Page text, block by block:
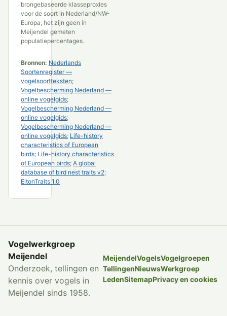
brongebaseerde klasseproxies
voor de soort in Nederland/NW-
Europa; het zijn geen in
Meijendel gemeten
populatiepercentages.
Bronnen: Nederlands
Soortenregister —
vogelsoortteksten;
Vogelbescherming Nederland —
online vogelgids;
Vogelbescherming Nederland —
online vogelgids;
Vogelbescherming Nederland —
online vogelgids; Life-history
characteristics of European
birds; Life-history characteristics
of European birds; A global
database of bird nest traits v2;
EltonTraits 1.0
Vogelwerkgroep
Meijendel
Onderzoek, tellingen en
kennis over vogels in
Meijendel sinds 1958.
MeijendelVogelsVogelgroepen
TellingenNieuwsWerkgroep
LedenSitemapPrivacy en cookies